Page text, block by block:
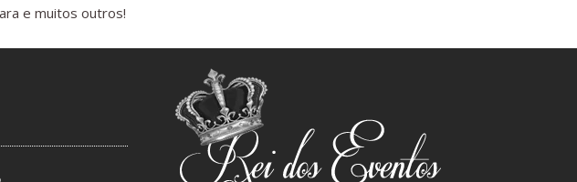
e muitos outros!